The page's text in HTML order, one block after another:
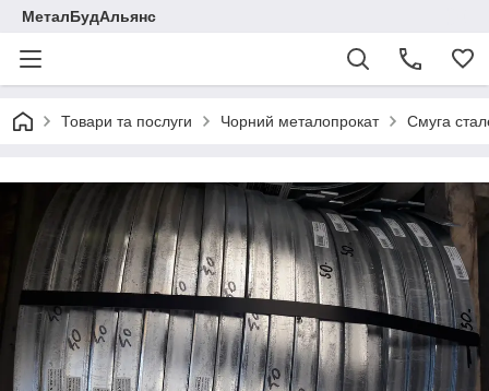
МеталБудАльянс
Товари та послуги Чорний металопрокат Смуга